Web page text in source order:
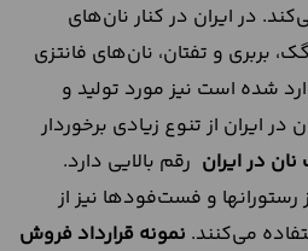
در ایران در کنار نان‌های
بربری و تفتان، نان‌های فانتزی
شده است نیز مورد تولید و
در ایران از تنوع زیادی برخوردار
در ایران رقم بالایی دارد.
علاوه بر خانوارها، بسیاری از رستوران‎ها و فست‌فودها نیز از
می‌کنند. نمونه قرارداد فروش